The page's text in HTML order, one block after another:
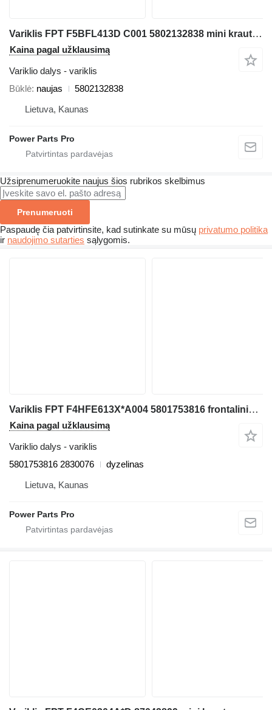
Variklis FPT F5BFL413D C001 5802132838 mini krautuvo Case SV340B
Kaina pagal užklausimą
Variklio dalys - variklis
Būklė naujas
5802132838
Lietuva, Kaunas
Power Parts Pro
Užsiprenumeruokite naujus šios rubrikos skelbimus
Prenumeruoti
Paspaudę čia patvirtinsite, kad sutinkate su mūsų privatumo politika
ir naudojimo sutarties sąlygomis.
Variklis FPT F4HFE613X*A004 5801753816 frontalinio krautuvo Case 821
Kaina pagal užklausimą
Variklio dalys - variklis
5801753816 2830076
dyzelinas
Lietuva, Kaunas
Power Parts Pro